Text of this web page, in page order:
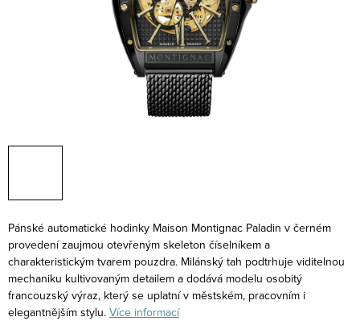
Pánské automatické hodinky Maison Montignac Paladin v černém
provedení zaujmou otevřeným skeleton číselníkem a
charakteristickým tvarem pouzdra. Milánský tah podtrhuje viditelnou
mechaniku kultivovaným detailem a dodává modelu osobitý
francouzský výraz, který se uplatní v městském, pracovním i
elegantnějším stylu. Více informací